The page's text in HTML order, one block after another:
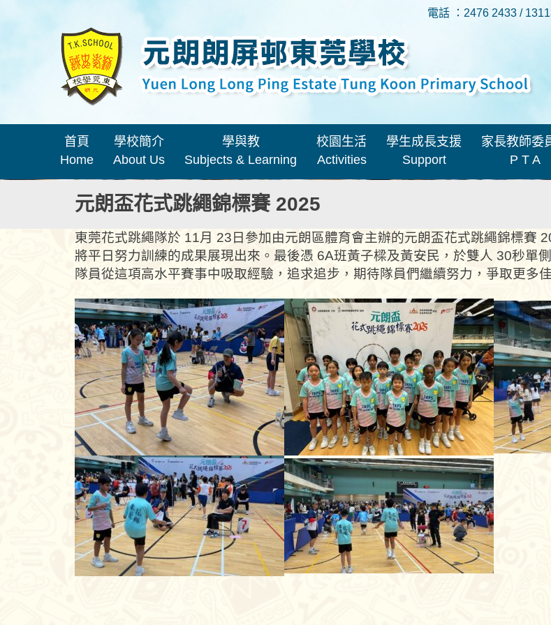
電話 ：2476 2433 /
首頁
Home
學校簡介
About Us
學與教
Subjects & Learning
校園生活
Activities
學生成長支援
Support
家長教師委
P T A
元朗盃花式跳繩錦標賽 2025
東莞花式跳繩隊於 11月 23日參加由元朗區體育會主辦的元朗盃花式跳繩錦標賽
將平日努力訓練的成果展現出來。最後憑 6A班黃子樑及黃安民，於雙人 30秒單
隊員從這項高水平賽事中吸取經驗，追求追步，期待隊員們繼續努力，爭取更多佳